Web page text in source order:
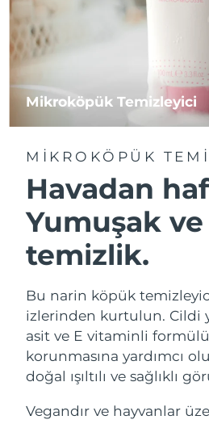
Mikroköpük Temizleyici
MIKROKÖPÜK
Havadan
Yumuşak
temizlik.
Bu narin köpük
izlerinden kurtulun. Cildi
asit ve E vitaminli
korunmasına yardımcı
doğal ışıltılı ve sağlıklı
Vegandır ve hayvanlar